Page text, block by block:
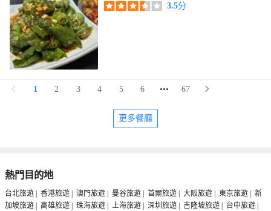
3.5分
1 2 3 4 5 6 67
更多餐廳
熱門目的地
台北旅遊 香港旅遊 澳門旅遊 曼谷旅遊 首爾旅遊 大阪旅遊 東京旅遊
新
加坡旅遊
高雄旅遊 珠海旅遊 上海旅遊 深圳旅遊 吉隆坡旅遊 台中旅遊